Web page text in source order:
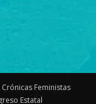
Crónicas Feministas
Estatal